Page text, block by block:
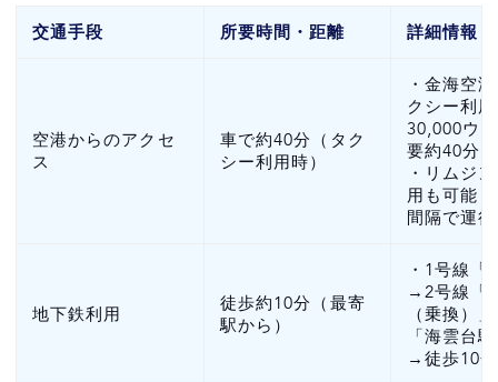
交通手段 所要時間・距離 詳細情報
空港からのアクセ
ス
車で約40分（タク
シー利用時）
・金海空
クシー利
30,000ウ
要約40分）
・リムジ
用も可能
間隔で運
地下鉄利用
徒歩約10分（最寄
駅から）
・1号線「
→2号線「
（乗換）
「海雲台
→徒歩10分